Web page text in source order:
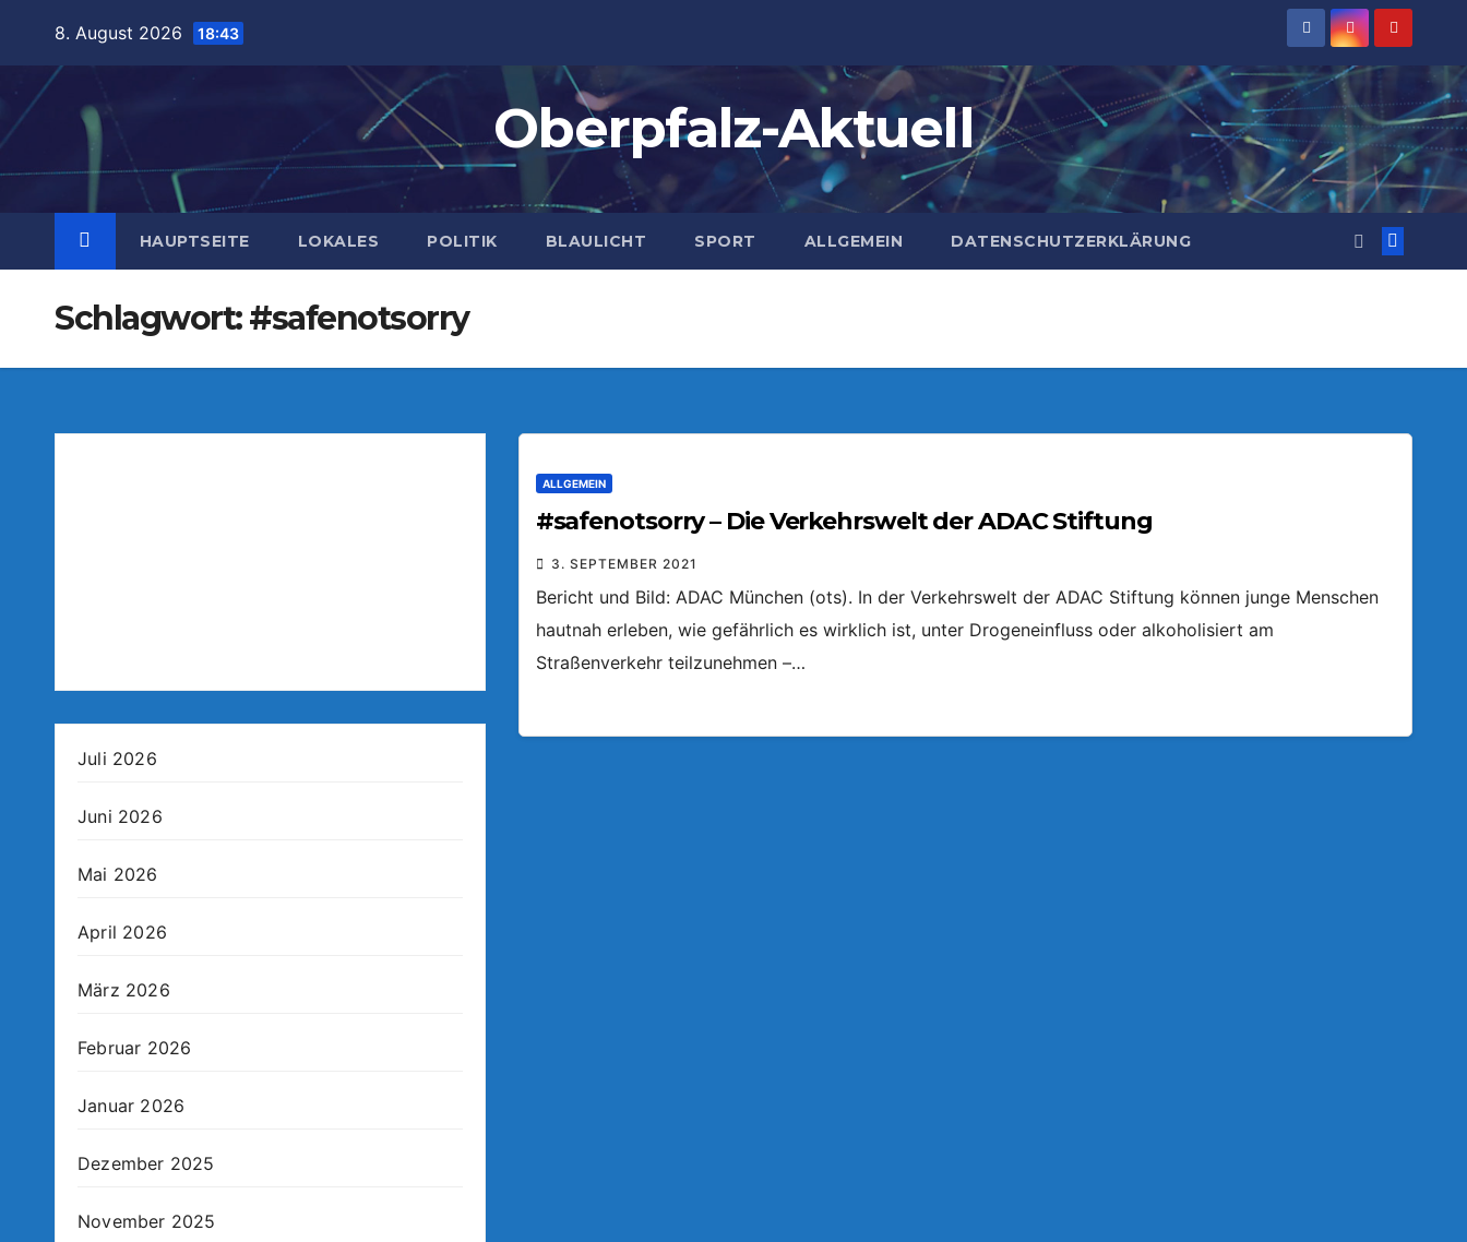
springen
8. August 2026 18:43
Oberpfalz-Aktuell
HAUPTSEITE LOKALES POLITIK BLAULICHT SPORT ALLGEMEIN DATENSCHUTZERKLÄRUNG
Schlagwort:#safenotsorry
Juli 2026
Juni 2026
Mai 2026
April 2026
März 2026
Februar 2026
Januar 2026
Dezember 2025
November 2025
ALLGEMEIN
#safenotsorry – Die Verkehrswelt der ADAC Stiftung
3. SEPTEMBER 2021
Bericht und Bild: ADAC München (ots). In der Verkehrswelt der ADAC Stiftung können junge Menschen
hautnah erleben, wie gefährlich es wirklich ist, unter Drogeneinfluss oder alkoholisiert am
Straßenverkehr teilzunehmen –…